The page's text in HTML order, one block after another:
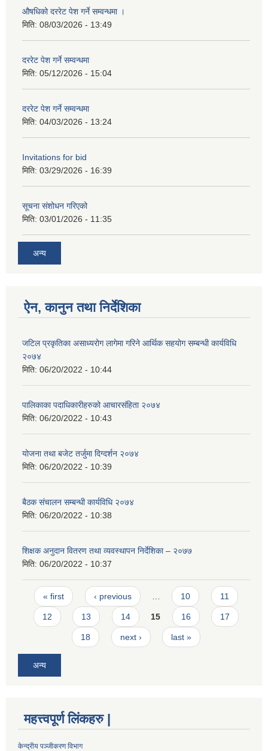
औषधिको दररेट पेश गर्ने सम्वन्धमा ।
मिति: 08/03/2026 - 13:49
दररेट पेश गर्ने सम्वन्धमा
मिति: 05/12/2026 - 15:04
दररेट पेश गर्ने सम्वन्धमा
मिति: 04/03/2026 - 13:24
Invitations for bid
मिति: 03/29/2026 - 16:39
सूचना संशोधन गरिएको
मिति: 03/01/2026 - 11:35
अन्य
ऐन, कानुन तथा निर्देशिका
जटिल प्रकृतिका असाध्यरोग लागेमा गरिने आर्थिक सहयोग सम्बन्धी कार्यविधि
२०७४
मिति: 06/20/2022 - 10:44
पालिकाका पदाधिकारीहरुको आचारसंहिता २०७४
मिति: 06/20/2022 - 10:43
योजना तथा बजेट तर्जुमा दिग्दर्शन २०७४
मिति: 06/20/2022 - 10:39
बैठक संचालन सम्बन्धी कार्यविधि २०७४
मिति: 06/20/2022 - 10:38
शिक्षक अनुदान वितरण तथा व्यवस्थापन निर्देशिका – २०७७
मिति: 06/20/2022 - 10:37
Pages
« first ‹ previous … 10 11
12 13 14 15 16 17
18 next › last »
अन्य
महत्त्वपूर्ण लिंकहरु |
केन्द्रीय पञ्जीकरण विभाग